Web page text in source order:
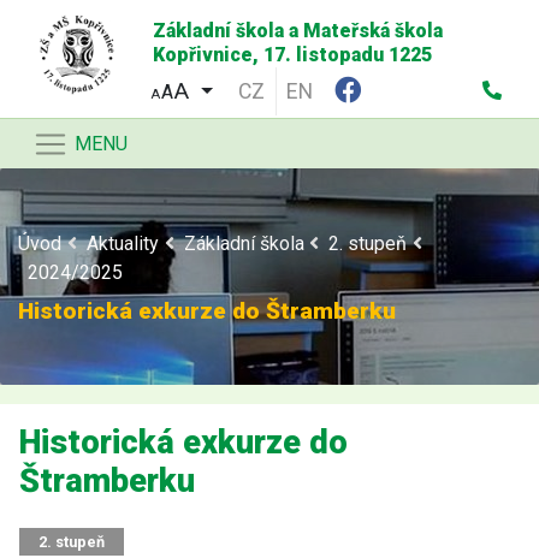
Základní škola a Mateřská škola
Kopřivnice, 17. listopadu 1225
AA CZ EN
MENU
Úvod Aktuality Základní škola
2. stupeň
2024/2025
Historická exkurze do Štramberku
Historická exkurze do
Štramberku
2. stupeň